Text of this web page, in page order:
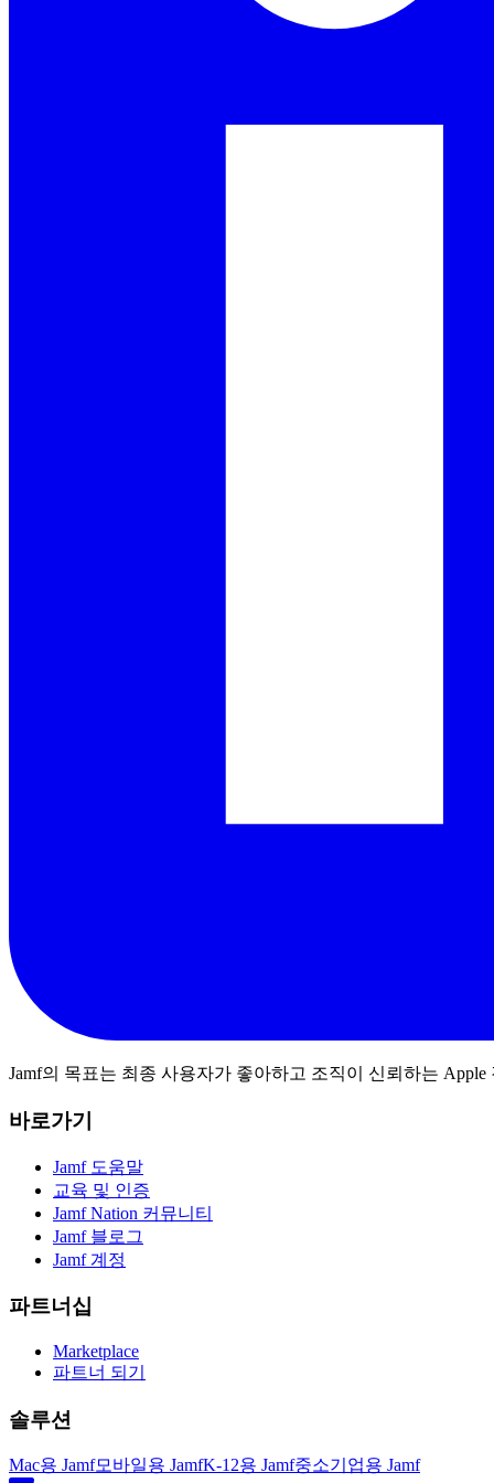
Jamf의 목표는 최종 사용자가 좋아하고 조직이 신뢰하는
바로가기
Jamf 도움말
교육 및 인증
Jamf Nation 커뮤니티
Jamf 블로그
Jamf 계정
파트너십
Marketplace
파트너 되기
솔루션
Mac용 Jamf모바일용 JamfK-12용 Jamf중소기업용 Jamf